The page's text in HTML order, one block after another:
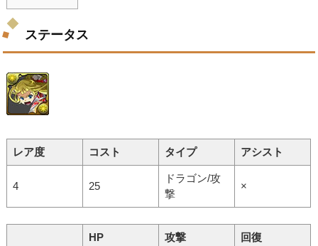
ステータス
レア度 コスト タイプ アシスト
4 25
ドラゴン/攻
撃
×
HP 攻撃 回復